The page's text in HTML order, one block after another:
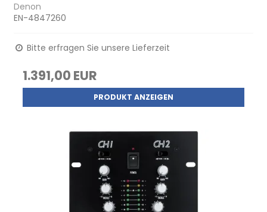
Denon
EN-4847260
Bitte erfragen Sie unsere Lieferzeit
1.391,00 EUR
PRODUKT ANZEIGEN